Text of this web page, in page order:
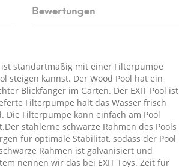
Bewertungen
ist standartmäßig mit einer Filterpumpe
steigen kannst. Der Wood Pool hat ein
Blickfänger im Garten. Der EXIT Pool ist
Filterpumpe hält das Wasser frisch
Die Filterpumpe kann einfach am Pool
stählerne schwarze Rahmen des Pools
für optimale Stabilität, sodass der Pool
Rahmen ist galvanisiert und
nennen wir das bei EXIT Toys. Zeit für